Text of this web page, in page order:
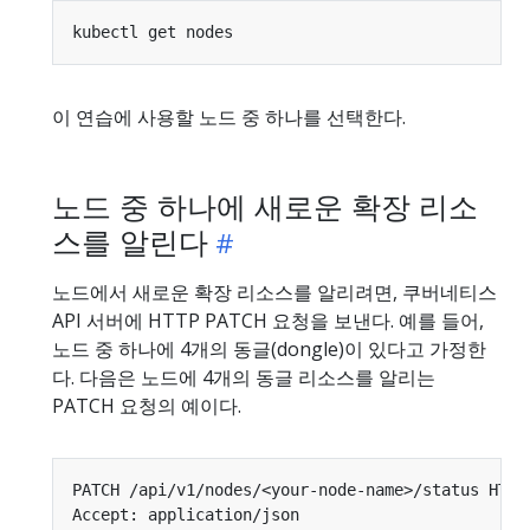
이 연습에 사용할 노드 중 하나를 선택한다.
노드 중 하나에 새로운 확장 리소
스를 알린다
노드에서 새로운 확장 리소스를 알리려면, 쿠버네티스
API 서버에 HTTP PATCH 요청을 보낸다. 예를 들어,
노드 중 하나에 4개의 동글(dongle)이 있다고 가정한
다. 다음은 노드에 4개의 동글 리소스를 알리는
PATCH 요청의 예이다.